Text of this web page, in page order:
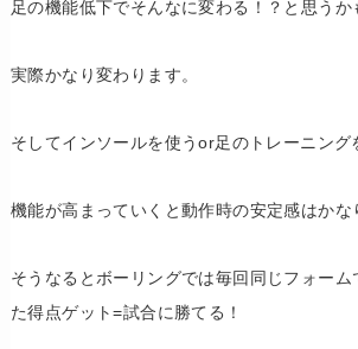
足の機能低下でそんなに変わる！？と思うか
実際かなり変わります。
そしてインソールを使うor足のトレーニング
機能が高まっていくと動作時の安定感はかな
そうなるとボーリングでは毎回同じフォーム
た得点ゲット=試合に勝てる！